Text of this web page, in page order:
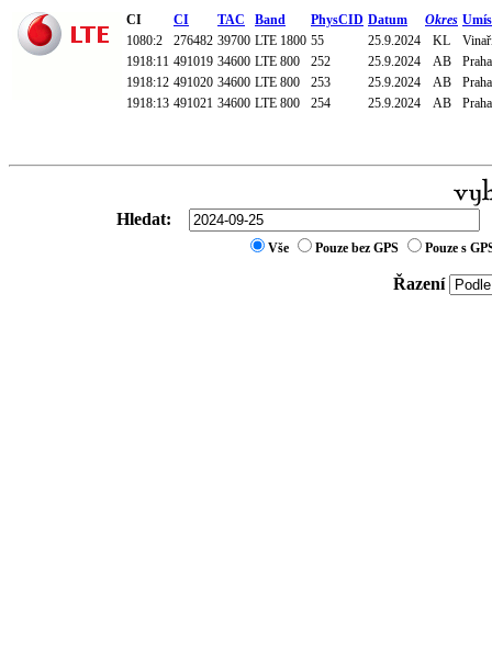
CI CI TAC Band PhysCID Datum Okres
1080:2
276482 39700 LTE 1800 55 25.9.2024 KL
1918:11 491019 34600 LTE 800 252 25.9.2024 AB
1918:12 491020 34600 LTE 800 253 25.9.2024 AB
1918:13 491021 34600 LTE 800 254 25.9.2024 AB
Hledat:
Vše Pouze bez GPS Pouze s
Řazení